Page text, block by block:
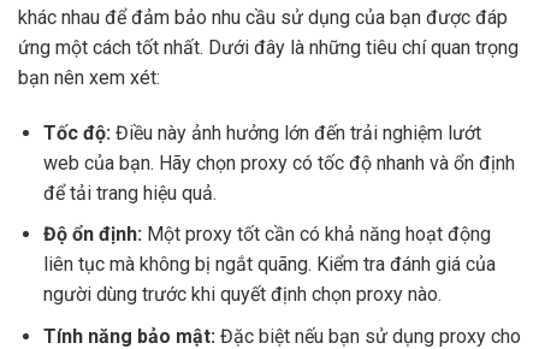
khác nhau để đảm bảo nhu cầu sử dụng của bạn được đáp
ứng một cách tốt nhất. Dưới đây là những tiêu chí quan trọng
bạn nên xem xét:
Tốc độ: Điều này ảnh hưởng lớn đến trải nghiệm lướt
web của bạn. Hãy chọn proxy có tốc độ nhanh và ổn định
để tải trang hiệu quả.
Độ ổn định: Một proxy tốt cần có khả năng hoạt động
liên tục mà không bị ngắt quãng. Kiểm tra đánh giá của
người dùng trước khi quyết định chọn proxy nào.
Tính năng bảo mật: Đặc biệt nếu bạn sử dụng proxy cho